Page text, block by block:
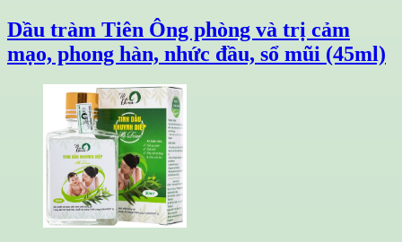
Dầu tràm Tiên Ông phòng và trị cảm
mạo, phong hàn, nhức đầu, sổ mũi (45ml)